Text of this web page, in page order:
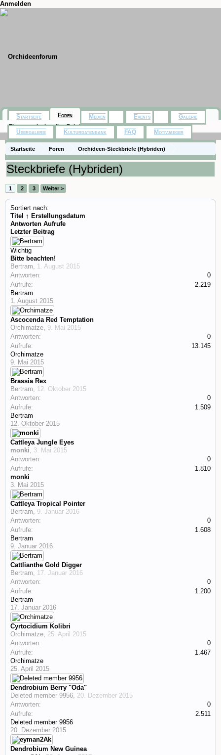
Anmelden
Startseite Foren Orchideen-Steckbriefe (Hybriden)
Steckbriefe (Hybriden)
1 2 3 Weiter >
Sortiert nach:
Titel ↑ Erstellungsdatum
Antworten Aufrufe
Letzter Beitrag
Wichtig
Bitte beachten!
Bertram, 1. August 2015
Antworten:
0
Aufrufe:
2.219
Bertram
1. August 2015
Ascocenda Red Temptation
Orchimatze, 9. Mai 2015
Antworten:
0
Aufrufe:
13.145
Orchimatze
9. Mai 2015
Brassia Rex
Bertram, 12. Oktober 2015
Antworten:
0
Aufrufe:
1.509
Bertram
12. Oktober 2015
Cattleya Jungle Eyes
monki, 3. Mai 2015
Antworten:
0
Aufrufe:
1.810
monki
3. Mai 2015
Cattleya Tropical Pointer
Bertram, 9. Januar 2016
Antworten:
0
Aufrufe:
1.608
Bertram
9. Januar 2016
Cattlianthe Gold Digger
Bertram, 17. Januar 2016
Antworten:
0
Aufrufe:
1.200
Bertram
17. Januar 2016
Cyrtocidium Kolibri
Orchimatze, 25. April 2015
Antworten:
0
Aufrufe:
1.467
Orchimatze
25. April 2015
Dendrobium Berry "Oda"
Deleted member 9956, 20. Dezember 2015
Antworten:
0
Aufrufe:
2.511
Deleted member 9956
20. Dezember 2015
Dendrobium New Guinea
Startseite Foren
Themen mit aktuellen Beiträgen
Medien Events Galerie
Usergalerie Kulturdatenbank FAQ Motivjaeger